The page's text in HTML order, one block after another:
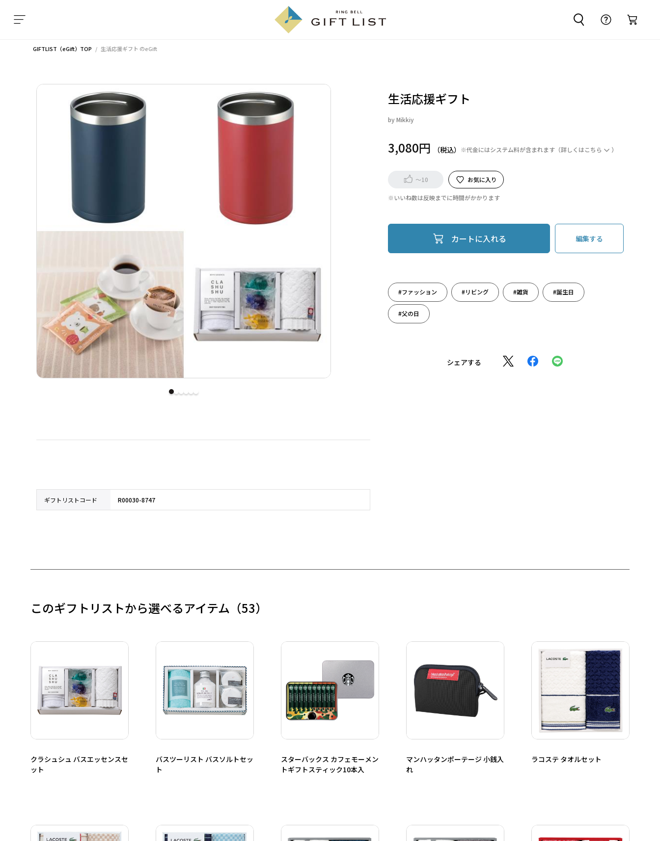
GIFTLIST（eGift）TOP 生活応援ギフト のeGift
ギフトリストコード R00030-8747
生活応援ギフト
byMikkiy
3,080円 ※代金にはシステム料が含まれます （詳しくはこちら ）
～10 お気に入り
※いいね数は反映までに時間がかかります
カートに入れる 編集する
#ファッション #リビング #雑貨 #誕生日
#父の日
シェアする
このギフトリストから選べるアイテム （53）
クラシュシュ バスエッセンスセ
ット
バスツーリスト バスソルトセッ
ト
スターバックス カフェモーメン
トギフトスティック10本入
マンハッタンポーテージ 小銭入
れ
ラコステ タオルセット